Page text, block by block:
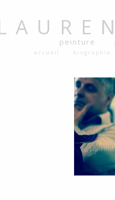
peinture
accueil biographie